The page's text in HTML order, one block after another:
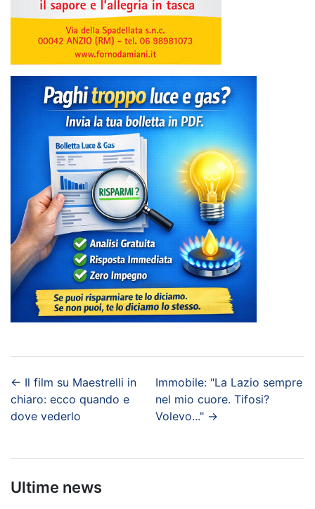
← Il film su Maestrelli in
chiaro: ecco quando e
dove vederlo
Immobile: "La Lazio sempre
nel mio cuore. Tifosi?
Volevo..." →
Ultime news